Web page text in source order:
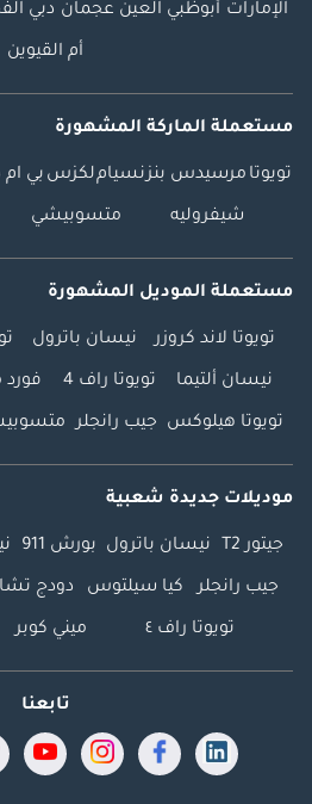
الإمارات أبوظبي العين عجمان دبي
أم القيوين
مستعملة الماركة المشهورة
تويوتا مرسيدس بنزنسياملكزس بي ام
شيفروليه متسوبيشي
مستعملة الموديل المشهورة
تويوتا لاند كروزر نيسان باترول
نيسان ألتيما تويوتا راف 4 فورد
تويوتا هيلوكس جيب رانجلر
موديلات جديدة شعبية
جيتور T2 نيسان باترول بورش 911
جيب رانجلر كيا سيلتوس دودج
تويوتا راف ٤ ميني كوبر
تابعنا